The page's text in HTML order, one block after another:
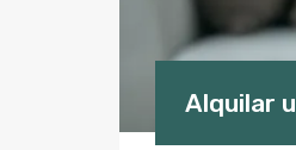
Alquilar